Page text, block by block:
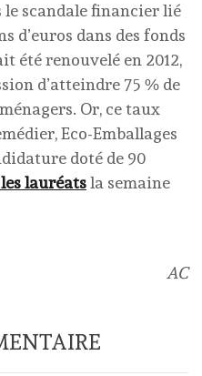
le scandale financier lié
d’euros dans des fonds
été renouvelé en 2012,
d’atteindre 75 % de
Or, ce taux
Eco-Emballages
doté de 90
lauréatsla semaine
AC